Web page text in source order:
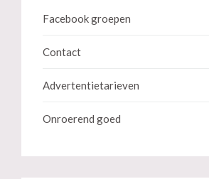
Facebook groepen
Contact
Advertentietarieven
Onroerend goed